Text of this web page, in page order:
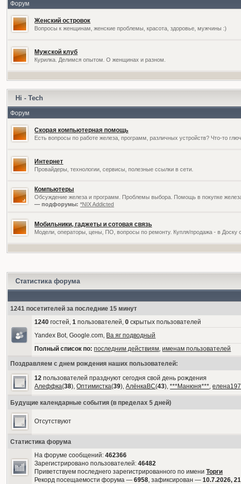
Форум
Женский островок
Вопросы к женщинам, женские проблемы, красота, здоровье, мужчины :)
Мужской клуб
Курилка. Делимся опытом. О женщинах и разном.
Hi - Tech
Форум
Скорая компьютерная помощь
Есть вопросы по работе железа, программ, различных устройств? Что-то
Интернет
Провайдеры, технологии, сервисы, полезные ссылки в сети.
Компьютеры
Обсуждение железа и программ. Проблемы выбора. Помощь в покупке железа
— подфорумы: *NIX Addicted
Мобильники, гаджеты и сотовая связь
Модели, операторы, цены, ПО, вопросы по ремонту. Купля/продажа - в Доску
Статистика форума
1241 посетителей за последние 15 минут
1240 гостей,1 пользователей,0 скрытых пользователей
Yandex Bot, Google.com, Ва яг подводный
Полный список по: последним действиям,именам пользователей
Поздравляем с днем рождения наших пользователей:
12 пользователей празднуют сегодня свой день рождения
Алеффка(38),Оптимистка(39),АлёнкаВС(43),***Манюня***,
Будущие календарные события (в пределах 5 дней)
Отсутствуют
Статистика форума
На форуме сообщений:462366
Зарегистрировано пользователей:46482
Приветствуем последнего зарегистрированного по имениТорги
Рекорд посещаемости форума —6958, зафиксирован —10.7.2026,